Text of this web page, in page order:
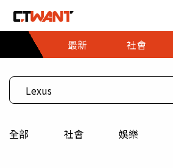
最新
社會
全部 社會 娛樂